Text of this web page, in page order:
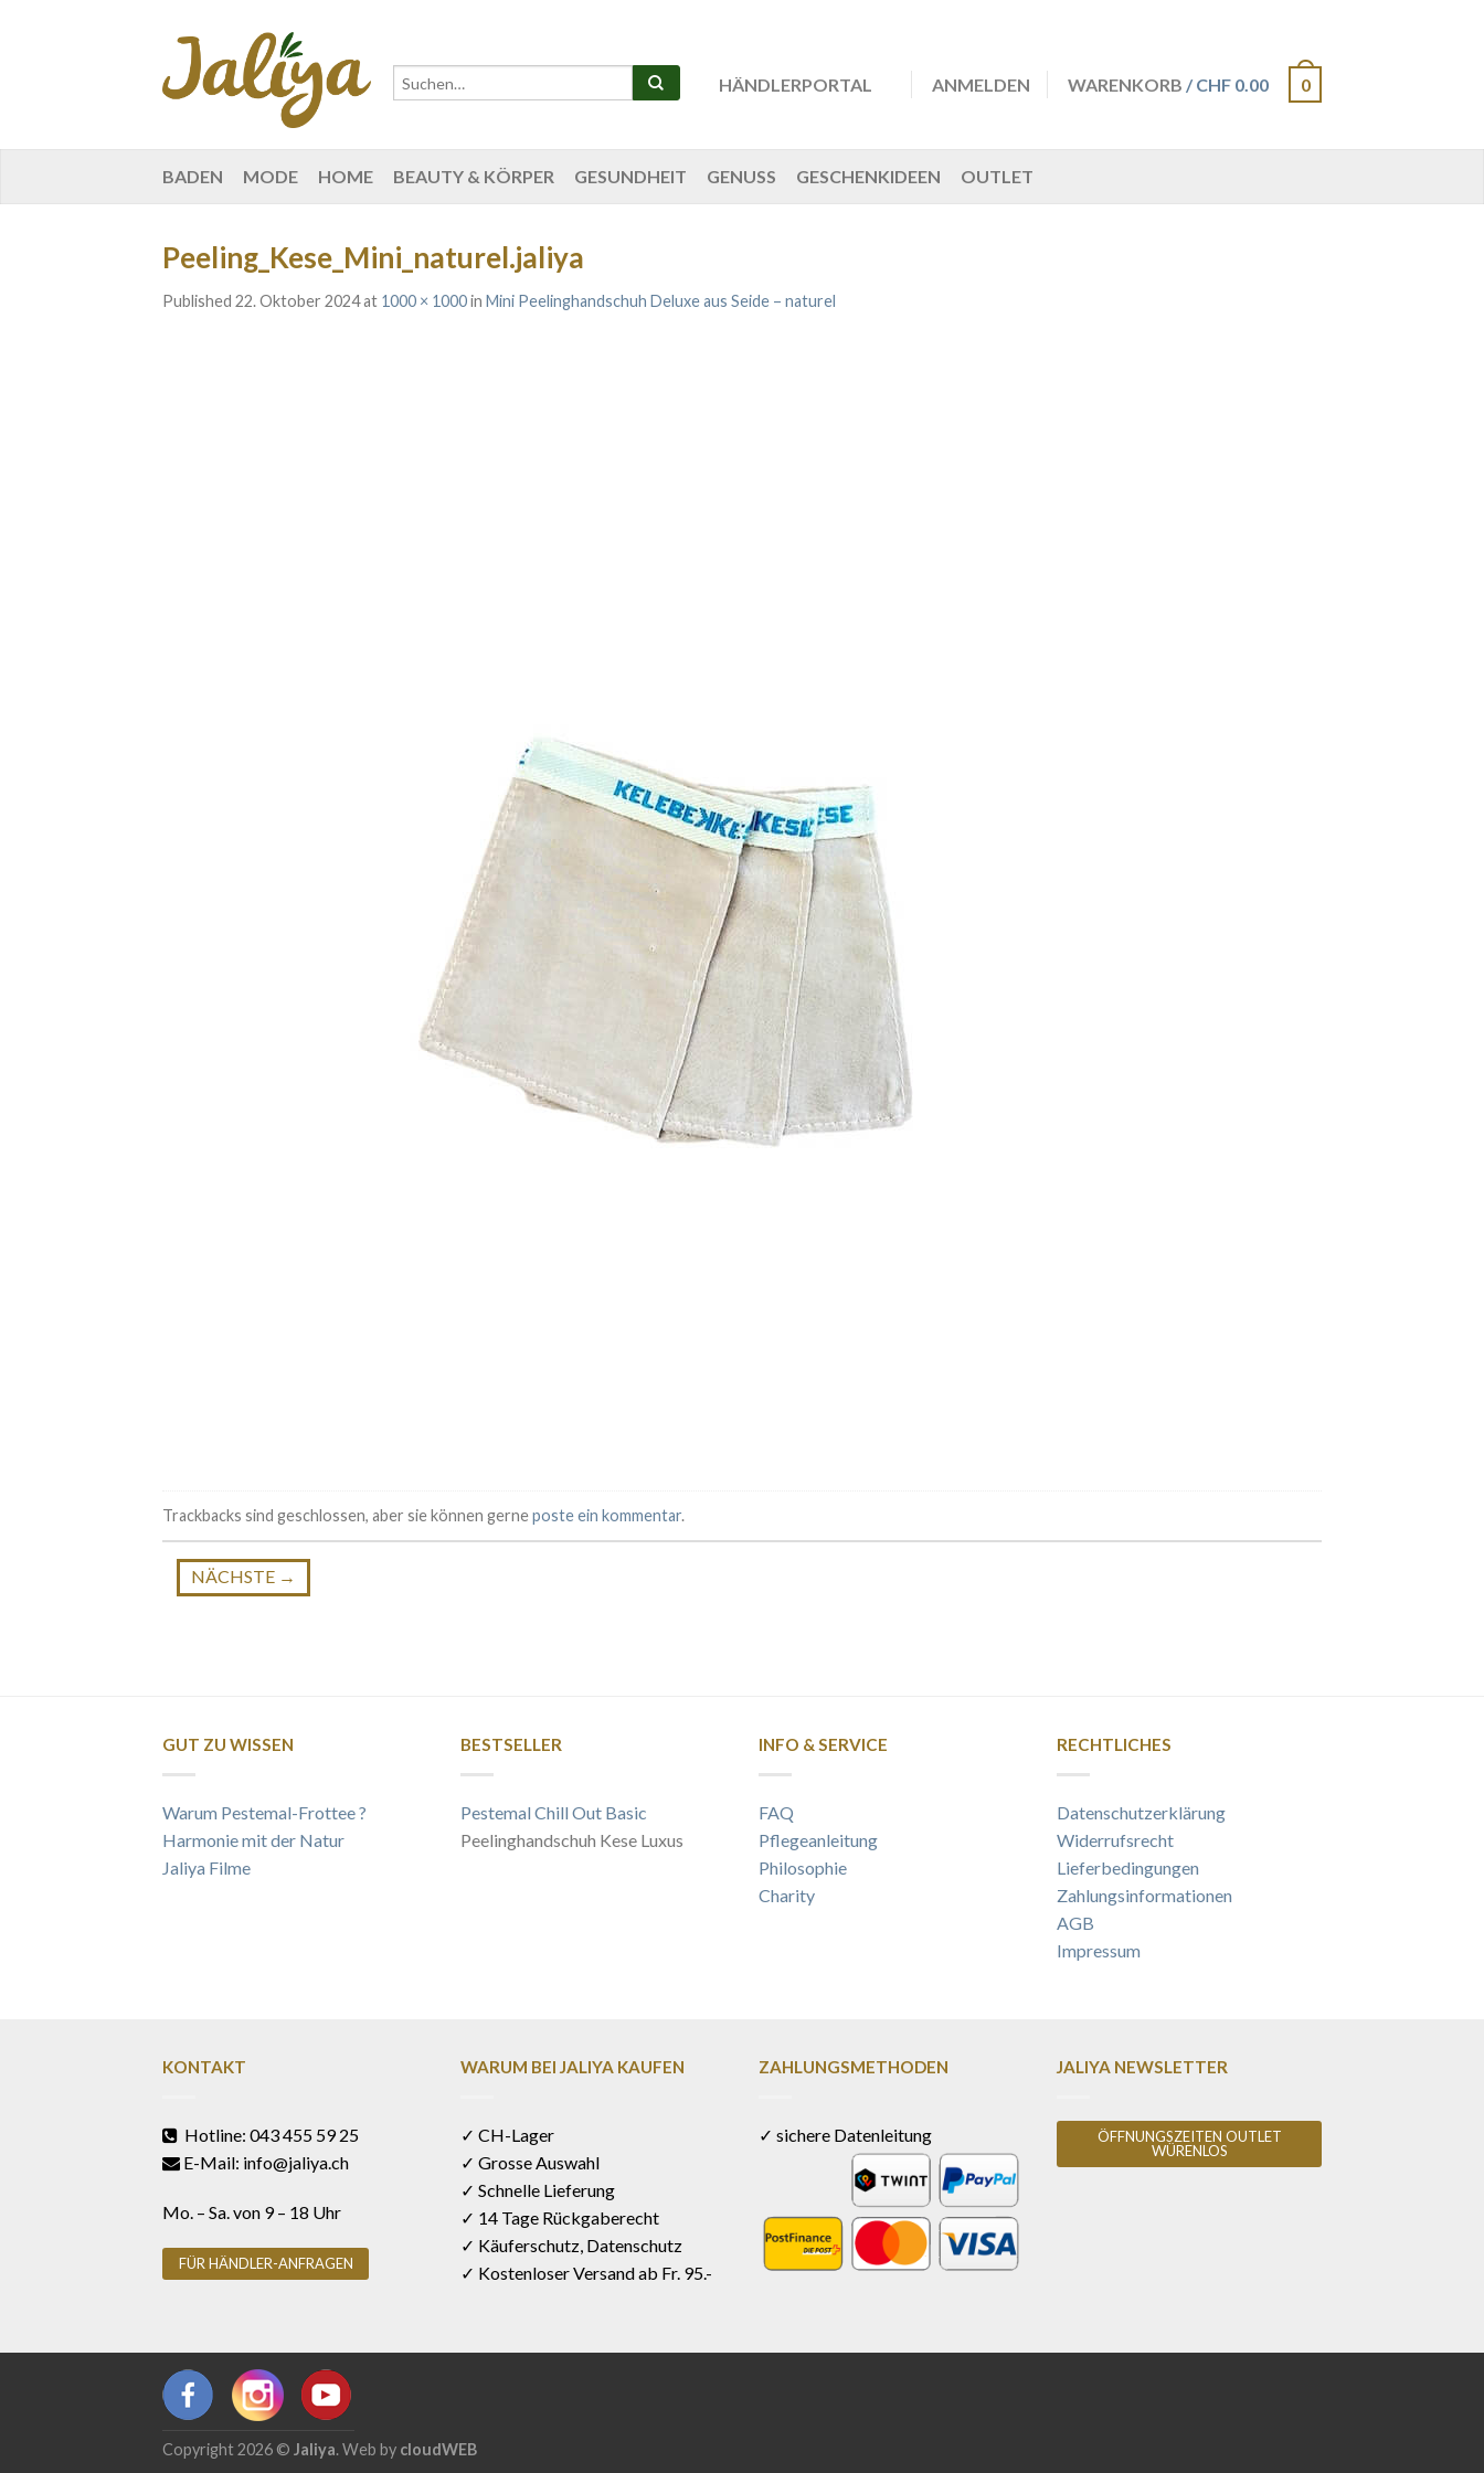
HÄNDLERPORTAL ANMELDEN WARENKORB / CHF 0.00 0
BADEN MODE HOME BEAUTY & KÖRPER GESUNDHEIT GENUSS GESCHENKIDEEN OUTLET
Peeling_Kese_Mini_naturel.jaliya
Published 22. Oktober 2024at 1000 × 1000in Mini Peelinghandschuh Deluxe aus Seide – naturel
Trackbacks sind geschlossen, aber sie können gerneposte ein kommentar.
NÄCHSTE →
GUT ZU WISSEN
Warum Pestemal-Frottee ?
Harmonie mit der Natur
Jaliya Filme
BESTSELLER
Pestemal Chill Out Basic
Peelinghandschuh Kese Luxus
INFO & SERVICE
FAQ
Pflegeanleitung
Philosophie
Charity
RECHTLICHES
Datenschutzerklärung
Widerrufsrecht
Lieferbedingungen
Zahlungsinformationen
AGB
Impressum
KONTAKT
Hotline: 043 455 59 25
E-Mail: info@jaliya.ch
Mo. – Sa. von 9 – 18 Uhr
FÜR HÄNDLER-ANFRAGEN
WARUM BEI JALIYA KAUFEN
✓ CH-Lager
✓ Grosse Auswahl
✓ Schnelle Lieferung
✓ 14 Tage Rückgaberecht
✓ Käuferschutz, Datenschutz
✓ Kostenloser Versand ab Fr. 95.-
ZAHLUNGSMETHODEN
✓ sichere Datenleitung
JALIYA NEWSLETTER
ÖFFNUNGSZEITEN OUTLET
WÜRENLOS
Copyright 2026 © Jaliya. Web by cloudWEB